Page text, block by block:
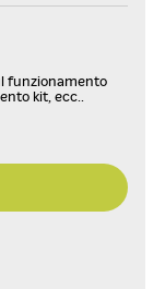
funzionamento
kit, ecc..